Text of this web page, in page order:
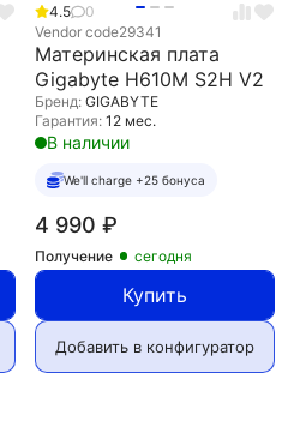
4.5
0
Vendor code29341
Материнская плата
Gigabyte H610M S2H V2
Бренд: GIGABYTE
Гарантия: 12 мес.
В наличии
We'll charge +25 бонуса
4 990 ₽
Получение сегодня
Купить
Добавить в конфигуратор